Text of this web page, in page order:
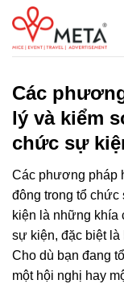
Chuyển
đến
nội
Các
lý và kiểm
chức sự
Các phương pháp
đông trong tổ chức
kiện là những khía
sự kiện, đặc biệt
Cho dù bạn đang
một hội nghị hay